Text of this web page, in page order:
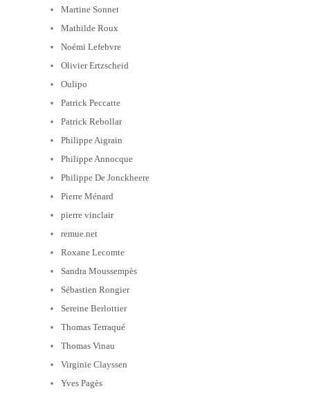
Martine Sonnet
Mathilde Roux
Noémi Lefebvre
Olivier Ertzscheid
Oulipo
Patrick Peccatte
Patrick Rebollar
Philippe Aigrain
Philippe Annocque
Philippe De Jonckheere
Pierre Ménard
pierre vinclair
remue.net
Roxane Lecomte
Sandra Moussempès
Sébastien Rongier
Sereine Berlottier
Thomas Terraqué
Thomas Vinau
Virginie Clayssen
Yves Pagès